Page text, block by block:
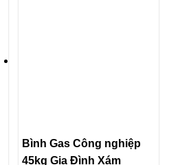
Bình Gas Công nghiệp
45kg Gia Đình Xám